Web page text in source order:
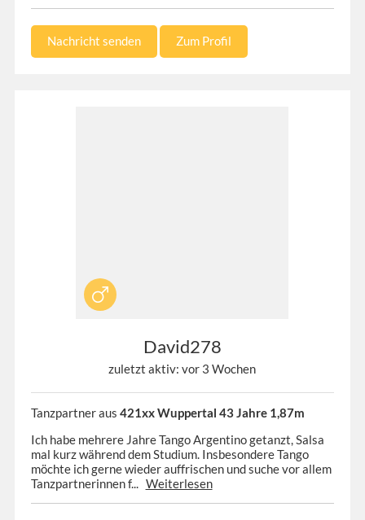
Nachricht senden Zum Profil
David278
zuletzt aktiv: vor 3 Wochen
Tanzpartner aus 421xx Wuppertal 43 Jahre 1,87m
Ich habe mehrere Jahre Tango Argentino getanzt, Salsa
mal kurz während dem Studium. Insbesondere Tango
möchte ich gerne wieder auffrischen und suche vor allem
Tanzpartnerinnen f... Weiterlesen